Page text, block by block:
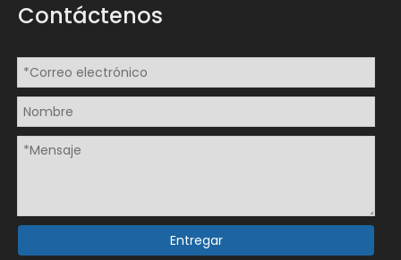
Contáctenos
Entregar